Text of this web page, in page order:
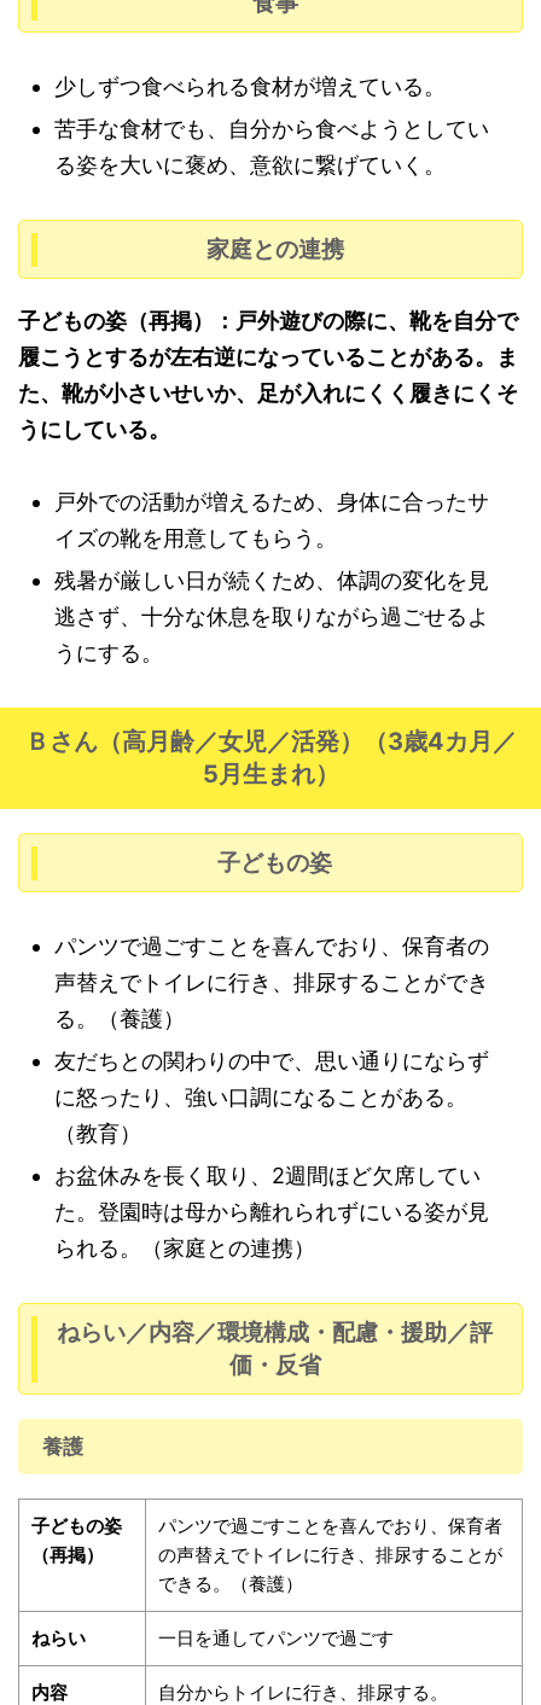
少しずつ食べられる食材が増えている。
苦手な食材でも、自分から食べようとしてい
る姿を大いに褒め、意欲に繋げていく。
家庭との連携
子どもの姿（再掲）：戸外遊びの際に、靴を自分で
履こうとするが左右逆になっていることがある。ま
た、靴が小さいせいか、足が入れにくく履きにくそ
うにしている。
戸外での活動が増えるため、身体に合ったサ
イズの靴を用意してもらう。
残暑が厳しい日が続くため、体調の変化を見
逃さず、十分な休息を取りながら過ごせるよ
うにする。
Ｂさん（高月齢／女児／活発）（3歳4カ月／
5月生まれ）
子どもの姿
パンツで過ごすことを喜んでおり、保育者の
声替えでトイレに行き、排尿することができ
る。（養護）
友だちとの関わりの中で、思い通りにならず
に怒ったり、強い口調になることがある。
（教育）
お盆休みを長く取り、2週間ほど欠席してい
た。登園時は母から離れられずにいる姿が見
られる。（家庭との連携）
ねらい／内容／環境構成・配慮・援助／評
価・反省
養護
子どもの姿
（再掲）
パンツで過ごすことを喜んでおり、保育者
の声替えでトイレに行き、排尿することが
できる。（養護）
ねらい 一日を通してパンツで過ごす
内容 自分からトイレに行き、排尿する。